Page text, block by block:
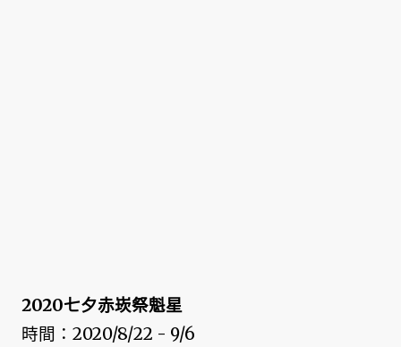
2020七夕赤崁祭魁星
時間：2020/8/22 - 9/6